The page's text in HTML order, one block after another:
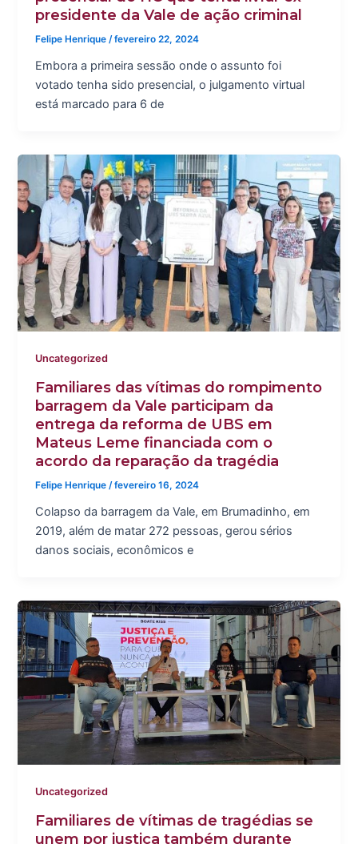
presidente da Vale de ação criminal
Felipe Henrique/fevereiro 22, 2024
Embora a primeira sessão onde o assunto foi
votado tenha sido presencial, o julgamento virtual
está marcado para 6 de
Uncategorized
Familiares das vítimas do rompimento
barragem da Vale participam da
entrega da reforma de UBS em
Mateus Leme financiada com o
acordo da reparação da tragédia
Felipe Henrique/fevereiro 16, 2024
Colapso da barragem da Vale, em Brumadinho, em
2019, além de matar 272 pessoas, gerou sérios
danos sociais, econômicos e
Uncategorized
Familiares de vítimas de tragédias se
unem por justiça também durante